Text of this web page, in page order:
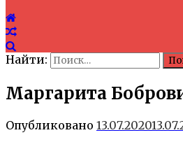
Найти:
Маргарита
Опубликовано 13.07.2020